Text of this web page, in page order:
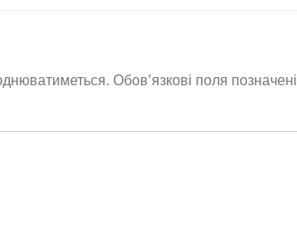
Обов’язкові поля позначені